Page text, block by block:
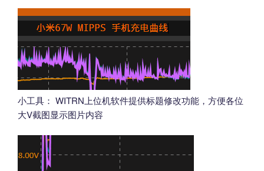
小工具： WITRN上位机软件提供标题修改功能，方便各位
大V截图显示图片内容